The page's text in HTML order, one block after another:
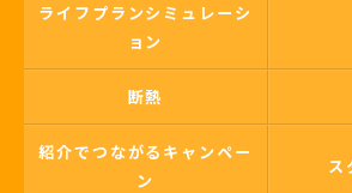
ライフプランシミュレーシ
ョン
断熱
紹介でつながるキャンペー
ン
ス